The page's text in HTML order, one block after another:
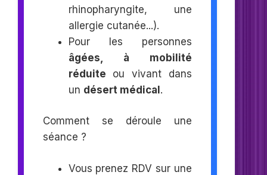
rhinopharyngite, une
allergie cutanée...).
Pour les personnes
âgées, à mobilité
réduite ou vivant dans
un désert médical.
Comment se déroule une
séance ?
Vous prenez RDV sur une